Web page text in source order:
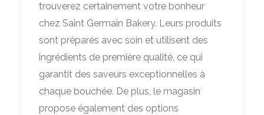
trouverez certainement votre bonheur
chez Saint Germain Bakery. Leurs produits
sont préparés avec soin et utilisent des
ingrédients de première qualité, ce qui
garantit des saveurs exceptionnelles à
chaque bouchée. De plus, le magasin
propose également des options